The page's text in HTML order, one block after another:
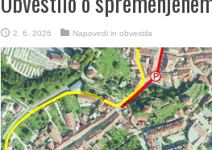
2. 6. 2026 Napovedi in obvestila